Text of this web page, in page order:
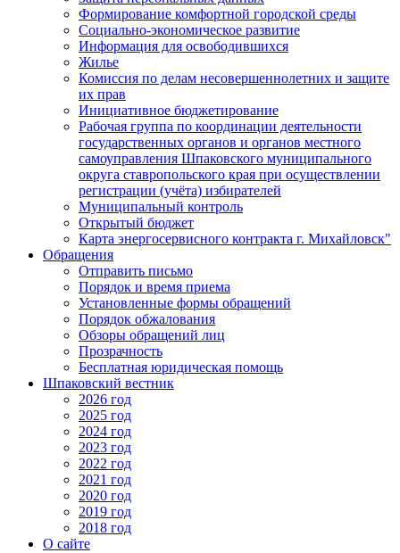
Формирование комфортной городской среды
Социально-экономическое развитие
Информация для освободившихся
Жилье
Комиссия по делам несовершеннолетних и защите
их прав
Инициативное бюджетирование
Рабочая группа по координации деятельности
государственных органов и органов местного
самоуправления Шпаковского муниципального
округа ставропольского края при осуществлении
регистрации (учёта) избирателей
Муниципальный контроль
Открытый бюджет
Карта энергосервисного контракта г. Михайловск"
Обращения
Отправить письмо
Порядок и время приема
Установленные формы обращений
Порядок обжалования
Обзоры обращений лиц
Прозрачность
Бесплатная юридическая помощь
Шпаковский вестник
2026 год
2025 год
2024 год
2023 год
2022 год
2021 год
2020 год
2019 год
2018 год
О сайте